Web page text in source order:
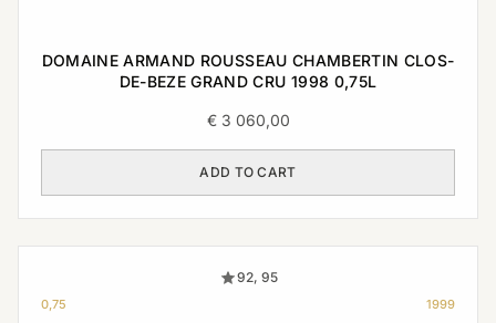
DOMAINE ARMAND ROUSSEAU CHAMBERTIN CLOS-
DE-BEZE GRAND CRU 1998 0,75L
€3 060,00
ADD TO CART
92, 95
0,75 1999